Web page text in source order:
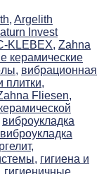
Argelith
Invest
KLEBEX, Zahna
керамические
вибрационная
плитки,
Fliesen,
виброукладка
виброукладка
гигиена и